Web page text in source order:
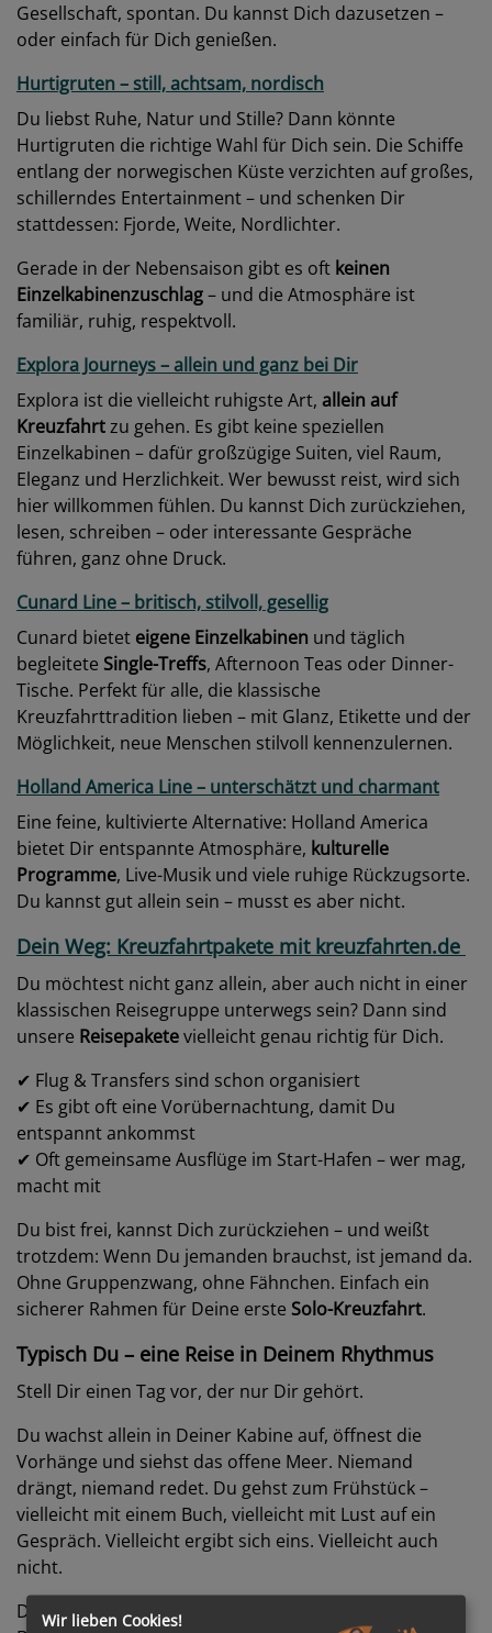
Gesellschaft, spontan. Du kannst Dich dazusetzen –
oder einfach für Dich genießen.
Hurtigruten – still, achtsam, nordisch
Du liebst Ruhe, Natur und Stille? Dann könnte
Hurtigruten die richtige Wahl für Dich sein. Die Schiffe
entlang der norwegischen Küste verzichten auf großes,
schillerndes Entertainment – und schenken Dir
stattdessen: Fjorde, Weite, Nordlichter.
Gerade in der Nebensaison gibt es oft keinen
Einzelkabinenzuschlag– und die Atmosphäre ist
familiär, ruhig, respektvoll.
Explora Journeys – allein und ganz bei Dir
Explora ist die vielleicht ruhigste Art, allein auf
Kreuzfahrtzu gehen. Es gibt keine speziellen
Einzelkabinen – dafür großzügige Suiten, viel Raum,
Eleganz und Herzlichkeit. Wer bewusst reist, wird sich
hier willkommen fühlen. Du kannst Dich zurückziehen,
lesen, schreiben – oder interessante Gespräche
führen, ganz ohne Druck.
Cunard Line – britisch, stilvoll, gesellig
Cunard bietet eigene Einzelkabinen und täglich
begleitete Single-Treffs, Afternoon Teas oder Dinner-
Tische. Perfekt für alle, die klassische
Kreuzfahrttradition lieben – mit Glanz, Etikette und der
Möglichkeit, neue Menschen stilvoll kennenzulernen.
Holland America Line – unterschätzt und charmant
Eine feine, kultivierte Alternative: Holland America
bietet Dir entspannte Atmosphäre, kulturelle
Programme, Live-Musik und viele ruhige Rückzugsorte.
Du kannst gut allein sein – musst es aber nicht.
Dein Weg: Kreuzfahrtpakete mit kreuzfahrten.de
Du möchtest nicht ganz allein, aber auch nicht in einer
klassischen Reisegruppe unterwegs sein? Dann sind
unsere Reisepaketevielleicht genau richtig für Dich.
✔ Flug & Transfers sind schon organisiert
✔ Es gibt oft eine Vorübernachtung, damit Du
entspannt ankommst
✔ Oft gemeinsame Ausflüge im Start-Hafen – wer mag,
macht mit
Du bist frei, kannst Dich zurückziehen – und weißt
trotzdem: Wenn Du jemanden brauchst, ist jemand da.
Ohne Gruppenzwang, ohne Fähnchen. Einfach ein
sicherer Rahmen für Deine erste Solo-Kreuzfahrt.
Typisch Du – eine Reise in Deinem Rhythmus
Stell Dir einen Tag vor, der nur Dir gehört.
Du wachst allein in Deiner Kabine auf, öffnest die
Vorhänge und siehst das offene Meer. Niemand
drängt, niemand redet. Du gehst zum Frühstück –
vielleicht mit einem Buch, vielleicht mit Lust auf ein
Gespräch. Vielleicht ergibt sich eins. Vielleicht auch
nicht.
Du machst einen Ausflug – oder bleibst einfach an
Wir lieben Cookies!